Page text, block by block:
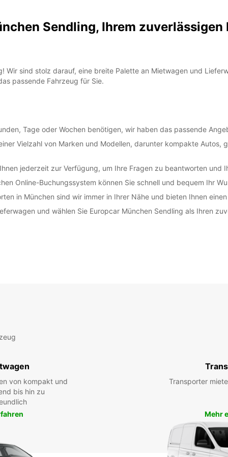
Sendling, Ihrem
Wir sind stolz darauf, eine breite Palette an Mietwagen und
passende Fahrzeug für Sie.
Tage oder Wochen benötigen, wir haben das passende
Vielzahl von Marken und Modellen, darunter kompakte Autos,
jederzeit zur Verfügung, um Ihre Fragen zu beantworten und
Online-Buchungssystem können Sie schnell und bequem Ihr
in München sind wir immer in Ihrer Nähe und bieten Ihnen
und wählen Sie Europcar München Sendling als Ihren
von kompakt und
bis hin zu
Transporter
Mehr